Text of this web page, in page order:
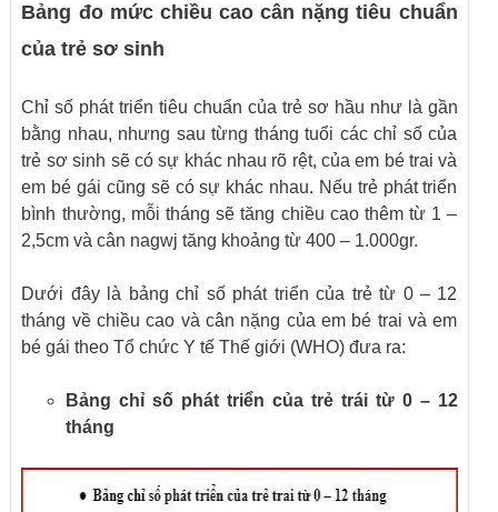
Bảng đo mức chiều cao cân nặng tiêu chuẩn
của trẻ sơ sinh
Chỉ số phát triển tiêu chuẩn của trẻ sơ hầu như là gần
bằng nhau, nhưng sau từng tháng tuổi các chỉ số của
trẻ sơ sinh sẽ có sự khác nhau rõ rệt, của em bé trai và
em bé gái cũng sẽ có sự khác nhau. Nếu trẻ phát triển
bình thường, mỗi tháng sẽ tăng chiều cao thêm từ 1 –
2,5cm và cân nagwj tăng khoảng từ 400 – 1.000gr.
Dưới đây là bảng chỉ số phát triển của trẻ từ 0 – 12
tháng về chiều cao và cân nặng của em bé trai và em
bé gái theo Tổ chức Y tế Thế giới (WHO) đưa ra:
Bảng chỉ số phát triển của trẻ trái từ 0 – 12
tháng